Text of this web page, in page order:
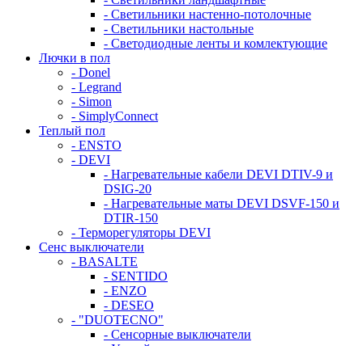
- Светильники настенно-потолочные
- Светильники настольные
- Светодиодные ленты и комлектующие
Лючки в пол
- Donel
- Legrand
- Simon
- SimplyConnect
Теплый пол
- ENSTO
- DEVI
- Нагревательные кабели DEVI DTIV-9 и
DSIG-20
- Нагревательные маты DEVI DSVF-150 и
DTIR-150
- Терморегуляторы DEVI
Сенс выключатели
- BASALTE
- SENTIDO
- ENZO
- DESEO
- "DUOTECNO"
- Сенсорные выключатели